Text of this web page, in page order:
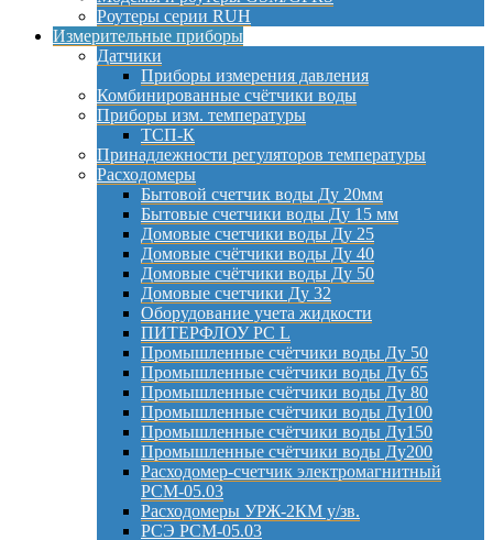
Роутеры серии RUH
Измерительные приборы
Датчики
Приборы измерения давления
Комбинированные счётчики воды
Приборы изм. температуры
ТСП-К
Принадлежности регуляторов температуры
Расходомеры
Бытовой счетчик воды Ду 20мм
Бытовые счетчики воды Ду 15 мм
Домовые счетчики воды Ду 25
Домовые счётчики воды Ду 40
Домовые счётчики воды Ду 50
Домовые счетчики Ду 32
Оборудование учета жидкости
ПИТЕРФЛОУ РС L
Промышленные счётчики воды Ду 50
Промышленные счётчики воды Ду 65
Промышленные счётчики воды Ду 80
Промышленные счётчики воды Ду100
Промышленные счётчики воды Ду150
Промышленные счётчики воды Ду200
Расходомер-счетчик электромагнитный
РСМ-05.03
Расходомеры УРЖ-2КМ у/зв.
РСЭ РСМ-05.03